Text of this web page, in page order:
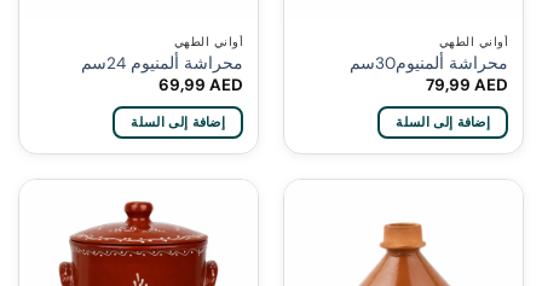
أواني الطهي
محراشة ألمنيوم30سم
79,99AED
إضافة إلى السلة
أواني الطهي
محراشة ألمنيوم 24سم
69,99AED
إضافة إلى السلة